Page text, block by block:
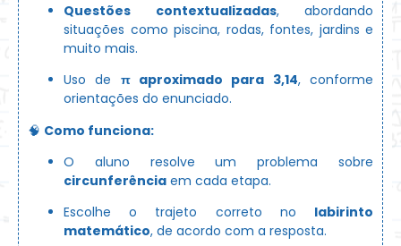
Questões contextualizadas, abordando
situações como piscina, rodas, fontes, jardins e
muito mais.
Uso de π aproximado para 3,14, conforme
orientações do enunciado.
🧠 Como funciona:
O aluno resolve um problema sobre
circunferência em cada etapa.
Escolhe o trajeto correto no labirinto
matemático, de acordo com a resposta.